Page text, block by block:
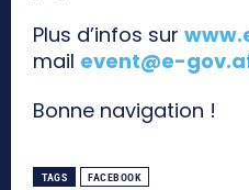
Plus d’infos sur
mail event@e-
Bonne navigation !
TAGS FACEBOOK